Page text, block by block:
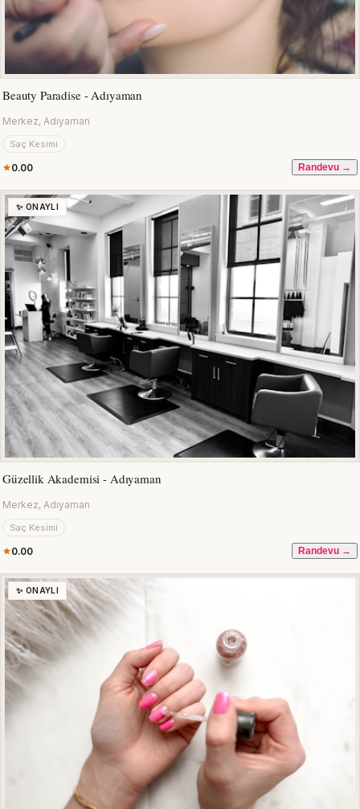
Beauty Paradise - Adıyaman
Merkez, Adıyaman
Saç Kesimi
0.00 Randevu →
✨ ONAYLI
Güzellik Akademisi - Adıyaman
Merkez, Adıyaman
Saç Kesimi
0.00 Randevu →
✨ ONAYLI